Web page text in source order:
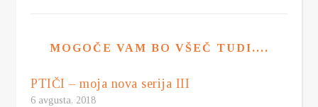
MOGOČE VAM BO VŠEČ TUDI....
PTIČI – moja nova serija III
6 avgusta, 2018